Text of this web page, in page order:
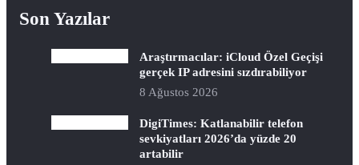
Son Yazılar
Araştırmacılar: iCloud Özel Geçişi
gerçek IP adresini sızdırabiliyor
8 Ağustos 2026
DigiTimes: Katlanabilir telefon
sevkiyatları 2026’da yüzde 20
artabilir